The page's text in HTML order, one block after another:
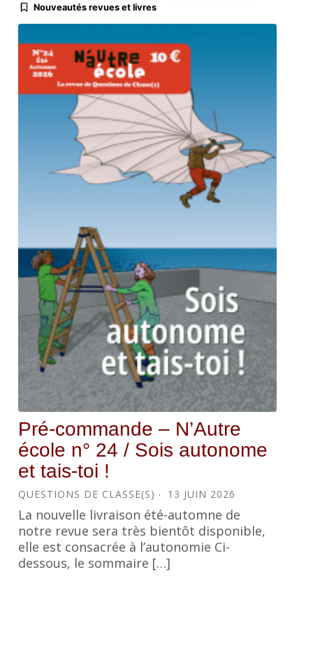
Nouveautés revues et livres
Pré-commande – N’Autre
école n° 24 / Sois autonome
et tais-toi !
QUESTIONS DE CLASSE(S) 13 JUIN 2026
La nouvelle livraison été-automne de
notre revue sera très bientôt disponible,
elle est consacrée à l’autonomie Ci-
dessous, le sommaire […]